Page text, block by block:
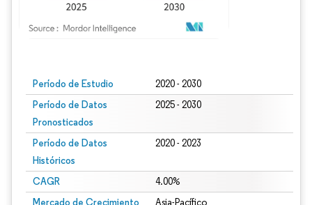
Período de Estudio 2020 - 2030
Período de Datos
Pronosticados
2025 - 2030
Período de Datos
Históricos
2020 - 2023
CAGR 4.00%
Mercado de Crecimiento
Asia-Pacífico